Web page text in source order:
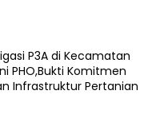
P3A di Kecamatan
PHO,Bukti Komitmen
Infrastruktur Pertanian